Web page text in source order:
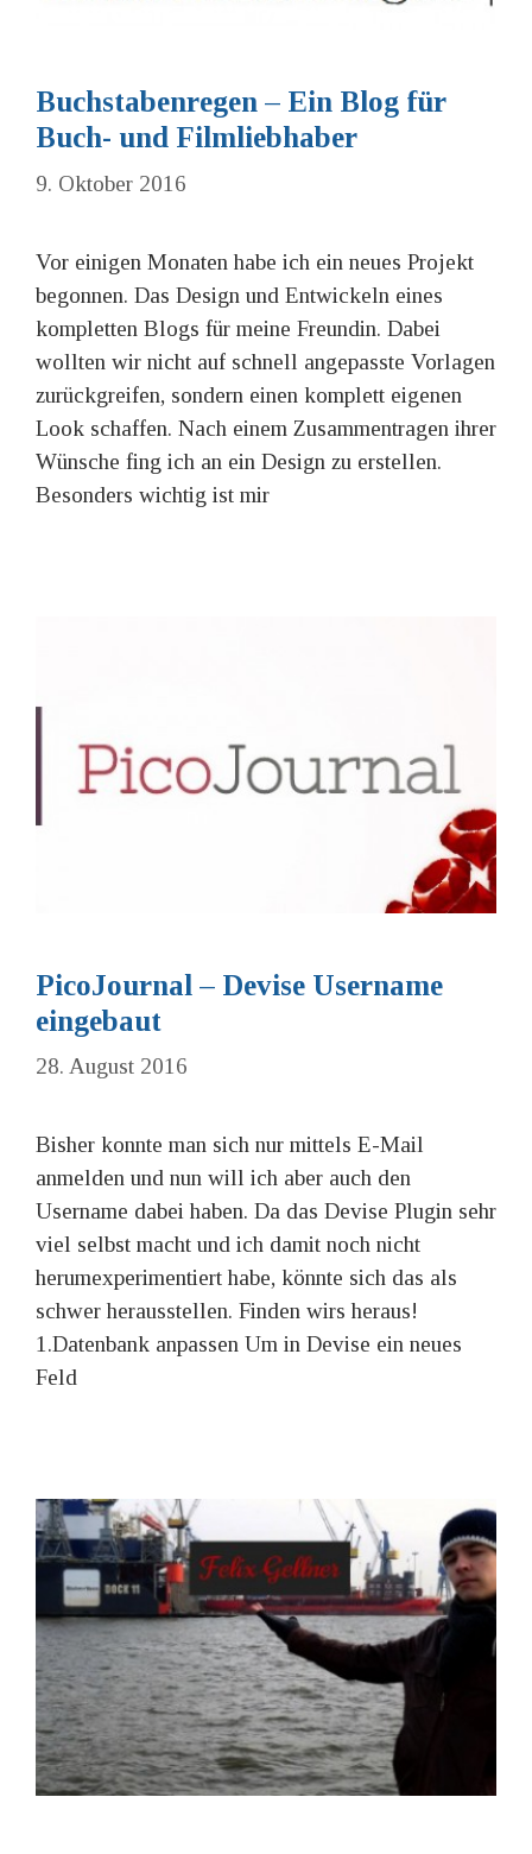
Buchstabenregen – Ein Blog für
Buch- und Filmliebhaber
9. Oktober 2016
Vor einigen Monaten habe ich ein neues Projekt
begonnen. Das Design und Entwickeln eines
kompletten Blogs für meine Freundin. Dabei
wollten wir nicht auf schnell angepasste Vorlagen
zurückgreifen, sondern einen komplett eigenen
Look schaffen. Nach einem Zusammentragen ihrer
Wünsche fing ich an ein Design zu erstellen.
Besonders wichtig ist mir
PicoJournal – Devise Username
eingebaut
28. August 2016
Bisher konnte man sich nur mittels E-Mail
anmelden und nun will ich aber auch den
Username dabei haben. Da das Devise Plugin sehr
viel selbst macht und ich damit noch nicht
herumexperimentiert habe, könnte sich das als
schwer herausstellen. Finden wirs heraus!
1.Datenbank anpassen Um in Devise ein neues
Feld